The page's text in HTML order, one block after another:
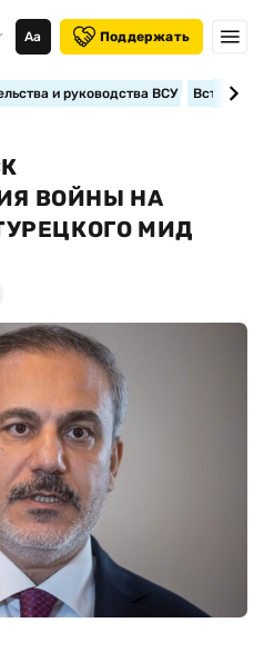
Аа Поддержать
и руководства ВСУ
ВОЙНЫ НА
МИД